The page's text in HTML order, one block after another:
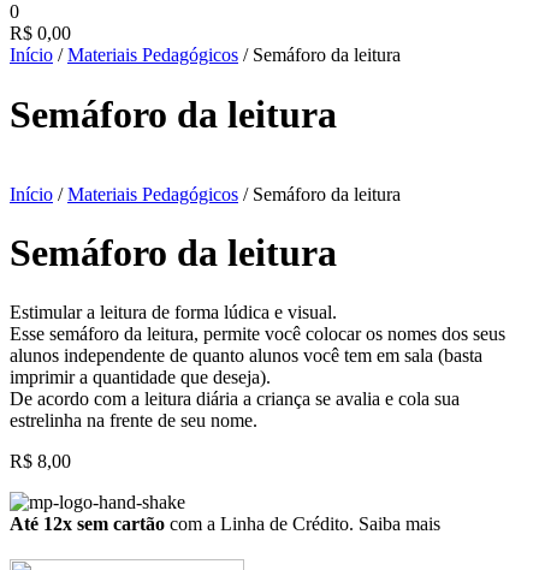
0
R$ 0,00
Início /Materiais Pedagógicos / Semáforo da leitura
Semáforo da leitura
Início /Materiais Pedagógicos / Semáforo da leitura
Semáforo da leitura
Estimular a leitura de forma lúdica e visual.
Esse semáforo da leitura, permite você colocar os nomes dos seus
alunos independente de quanto alunos você tem em sala (basta
imprimir a quantidade que deseja).
De acordo com a leitura diária a criança se avalia e cola sua
estrelinha na frente de seu nome.
R$ 8,00
Até 12x sem cartão com a Linha de Crédito. Saiba mais